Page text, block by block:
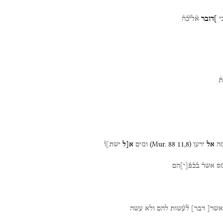
]דובר א֯לי֯כ֯ה֯
ת֯
אל ירעו (Mur. 88 11,8) ומים א[ל ישת]ו֯
אשר֯ ב֯כ֯פ֯ י הם
אשר[ דבר] ל֯ע֯שות להם ולא עשה